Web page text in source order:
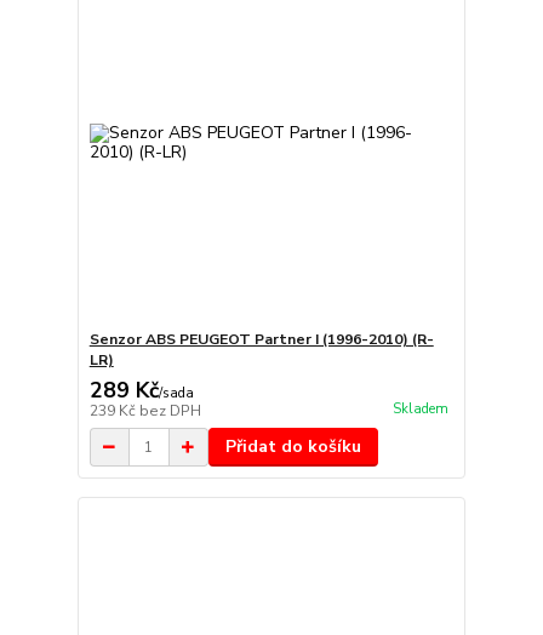
Senzor ABS PEUGEOT Partner I (1996-2010) (R-
LR)
289 Kč/sada
239 Kč bez DPH Skladem
Přidat do košíku